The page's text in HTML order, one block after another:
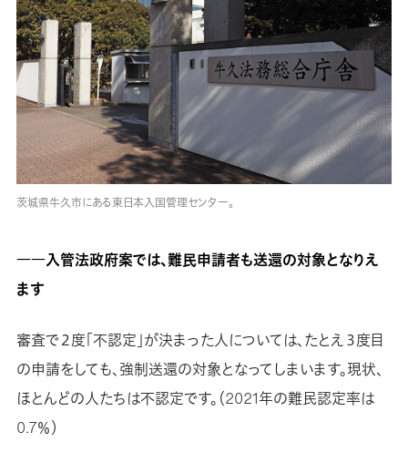
茨城県牛久市にある東日本入国管理センター。
――入管法政府案では、難民申請者も送還の対象となりえ
ます
審査で２度「不認定」が決まった人については、たとえ３度目
の申請をしても、強制送還の対象となってしまいます。現状、
ほとんどの人たちは不認定です。（2021年の難民認定率は
0.7％）